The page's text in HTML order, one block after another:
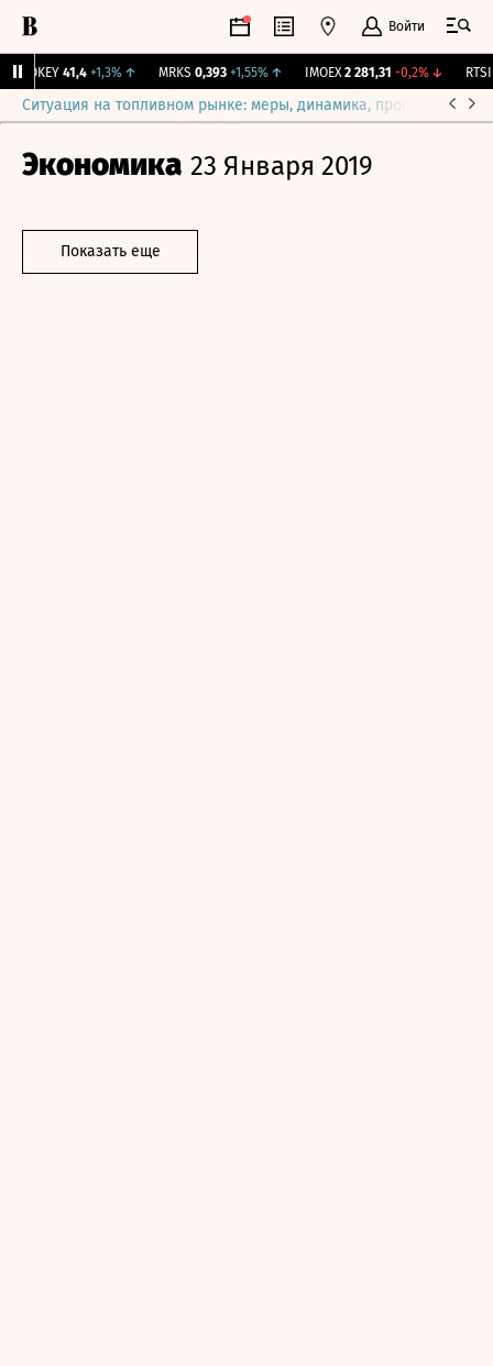
Войти
OKEY 41,4 +1,3%↑ MRKS 0,393 +1,55%↑ IMOEX 2 281,31 -0,2%↓ RTSI
Ситуация на топливном рынке: меры, динамика, прогнозы
Экономика 23 Января 2019
Показать еще